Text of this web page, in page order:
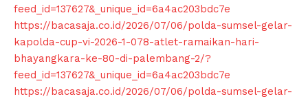
feed_id=137627&_unique_id=6a4ac203bdc7e
https://bacasaja.co.id/2026/07/06/polda-sumsel-gelar-
kapolda-cup-vi-2026-1-078-atlet-ramaikan-hari-
bhayangkara-ke-80-di-palembang-2/?
feed_id=137627&_unique_id=6a4ac203bdc7e
https://bacasaja.co.id/2026/07/06/polda-sumsel-gelar-